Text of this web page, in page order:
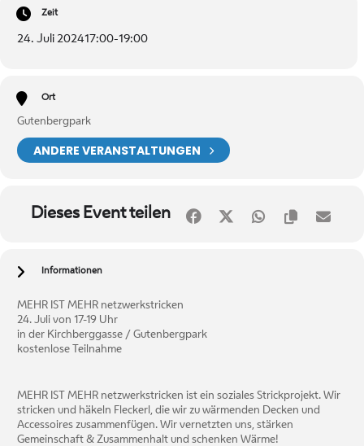
Zeit
24. Juli 202417:00-19:00
Ort
Gutenbergpark
ANDERE VERANSTALTUNGEN
Dieses Event teilen
Informationen
MEHR IST MEHR netzwerkstricken
24. Juli von 17-19 Uhr
in der Kirchberggasse / Gutenbergpark
kostenlose Teilnahme
MEHR IST MEHR netzwerkstricken ist ein soziales Strickprojekt. Wir
stricken und häkeln Fleckerl, die wir zu wärmenden Decken und
Accessoires zusammenfügen. Wir vernetzten uns, stärken
Gemeinschaft & Zusammenhalt und schenken Wärme!